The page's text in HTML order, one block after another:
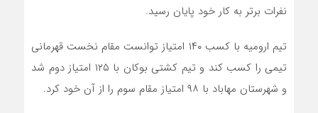
نفرات برتر به کار خود پایان رسید.
تیم ارومیه با کسب ١۴٠ امتیاز توانست مقام نخست قهرمانی
تیمی را کسب کند و تیم کشتی بوکان با ١٢۵ امتیاز دوم شد
و شهرستان مهاباد با ٩٨ امتیاز مقام سوم را از آن خود کرد.